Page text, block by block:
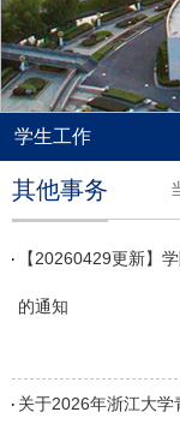
学生工作
其他事务
【20260429更新】
的通知
关于2026年浙江大